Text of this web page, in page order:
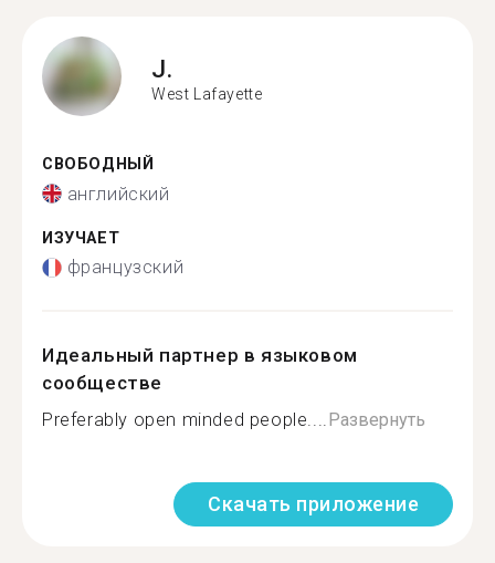
J.
West Lafayette
СВОБОДНЫЙ
английский
ИЗУЧАЕТ
французский
Идеальный партнер в языковом
сообществе
Preferably open minded people....Развернуть
Скачать приложение